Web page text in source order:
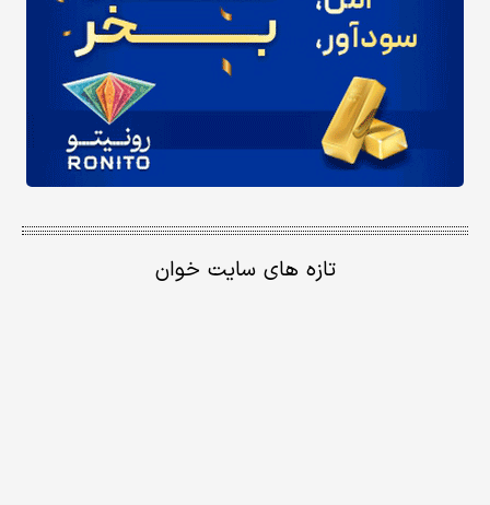
تازه های سایت خوان